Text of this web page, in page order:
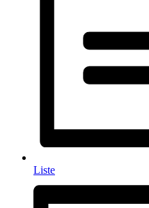
Liste